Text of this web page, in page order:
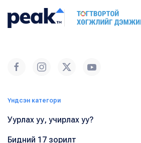
Үндсэн категори
Уурлах уу, учирлах уу?
Бидний 17 зорилт